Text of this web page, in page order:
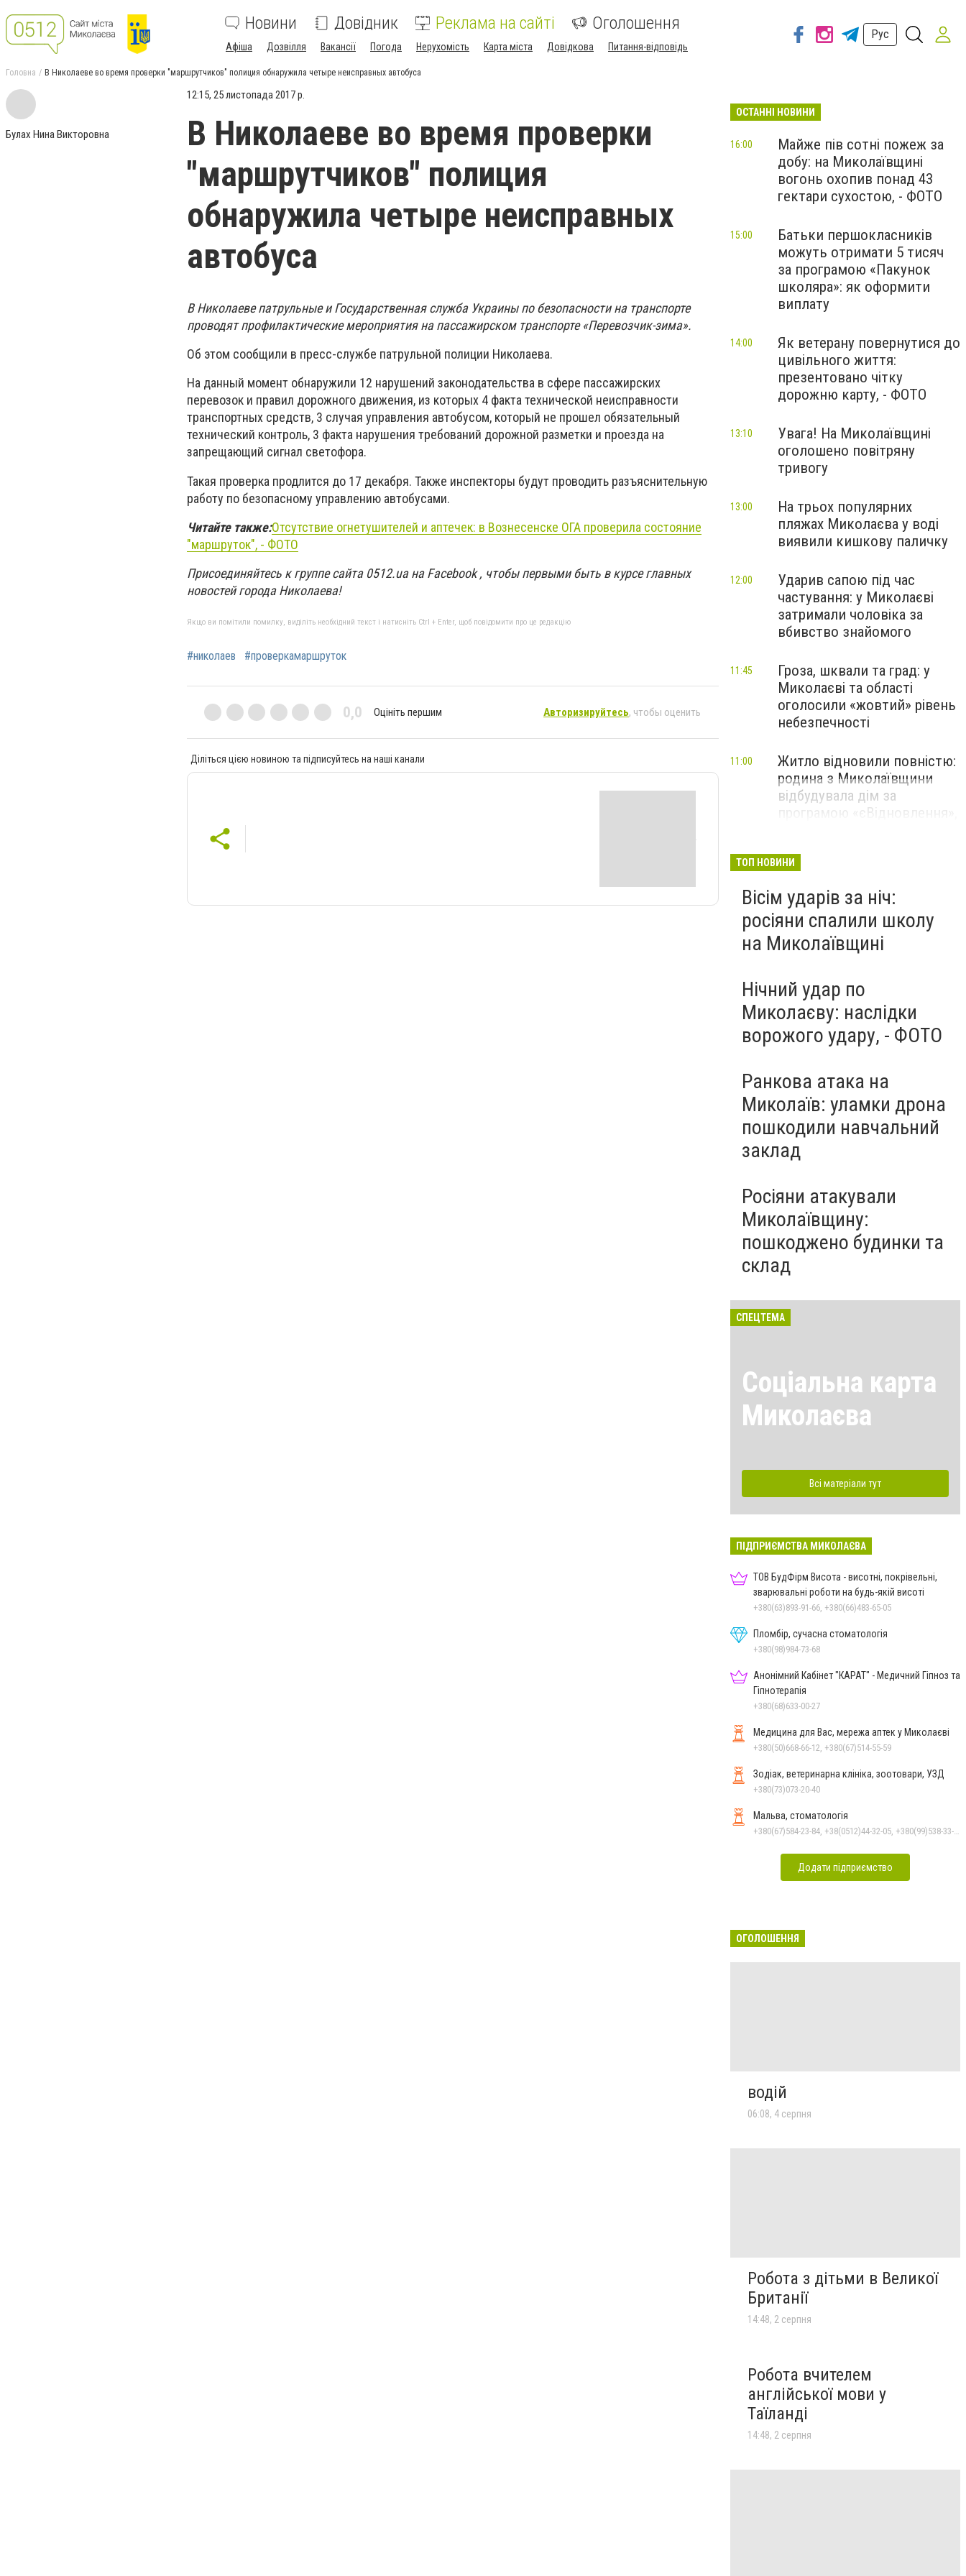
Новини Довідник Реклама на сайті Оголошення
Афіша Дозвілля Вакансії Погода Нерухомість Карта міста Довідкова Питання-відповідь
Рус
Головна В Николаеве во время проверки "маршрутчиков" полиция обнаружила четыре неисправных автобуса
Булах Нина Викторовна
12:15, 25 листопада 2017 р.
В Николаеве во время проверки
"маршрутчиков" полиция
обнаружила четыре неисправных
автобуса
В Николаеве патрульные и Государственная служба Украины по безопасности на транспорте
проводят профилактические мероприятия на пассажирском транспорте «Перевозчик-зима».
Об этом сообщили в пресс-службе патрульной полиции Николаева.
На данный момент обнаружили 12 нарушений законодательства в сфере пассажирских
перевозок и правил дорожного движения, из которых 4 факта технической неисправности
транспортных средств, 3 случая управления автобусом, который не прошел обязательный
технический контроль, 3 факта нарушения требований дорожной разметки и проезда на
запрещающий сигнал светофора.
Такая проверка продлится до 17 декабря. Также инспекторы будут проводить разъяснительную
работу по безопасному управлению автобусами.
Читайте также:Отсутствие огнетушителей и аптечек: в Вознесенске ОГА проверила состояние
"маршруток", - ФОТО
Присоединяйтесь к группе сайта 0512.ua на Facebook , чтобы первыми быть в курсе главных
новостей города Николаева!
Якщо ви помітили помилку, виділіть необхідний текст і натисніть Ctrl + Enter, щоб повідомити про це редакцію
#николаев #проверкамаршруток
0,0 Оцініть першим Авторизируйтесь, чтобы оценить
Діліться цією новиною та підписуйтесь на наші канали
ОСТАННІ НОВИНИ
Майже пів сотні пожеж за
добу: на Миколаївщині
вогонь охопив понад 43
гектари сухостою, - ФОТО
16:00
Батьки першокласників
можуть отримати 5 тисяч
за програмою «Пакунок
школяра»: як оформити
виплату
15:00
Як ветерану повернутися до
цивільного життя:
презентовано чітку
дорожню карту, - ФОТО
14:00
Увага! На Миколаївщині
оголошено повітряну
тривогу
13:10
На трьох популярних
пляжах Миколаєва у воді
виявили кишкову паличку
13:00
Ударив сапою під час
частування: у Миколаєві
затримали чоловіка за
вбивство знайомого
12:00
Гроза, шквали та град: у
Миколаєві та області
оголосили «жовтий» рівень
небезпечності
11:45
Житло відновили повністю:
родина з Миколаївщини
відбудувала дім за
програмою «єВідновлення»,
11:00
ТОП НОВИНИ
Вісім ударів за ніч:
росіяни спалили школу
на Миколаївщині
Нічний удар по
Миколаєву: наслідки
ворожого удару, - ФОТО
Ранкова атака на
Миколаїв: уламки дрона
пошкодили навчальний
заклад
Росіяни атакували
Миколаївщину:
пошкоджено будинки та
склад
СПЕЦТЕМА
Соціальна карта
Миколаєва
Всі матеріали тут
ПІДПРИЄМСТВА МИКОЛАЄВА
ТОВ БудФірм Висота - висотні, покрівельні,
зварювальні роботи на будь-якій висоті
+380(63)893-91-66, +380(66)483-65-05
Пломбір, сучасна стоматологія
+380(98)984-73-68
Анонімний Кабінет "КАРАТ" - Медичний Гіпноз та
Гіпнотерапія
+380(68)633-00-27
Медицина для Вас, мережа аптек у Миколаєві
+380(50)668-66-12, +380(67)514-55-59
Зодіак, ветеринарна клініка, зоотовари, УЗД
+380(73)073-20-40
Мальва, стоматологія
Додати підприємство
ОГОЛОШЕННЯ
водій
06:08, 4 серпня
Робота з дітьми в Великої
Британії
14:48, 2 серпня
Робота вчителем
англійської мови у
Таїланді
14:48, 2 серпня